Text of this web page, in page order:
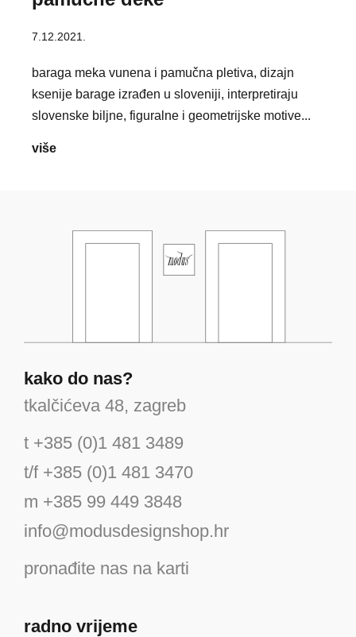
deke
7.12.2021.
baraga meka vunena i pamučna pletiva, dizajn
ksenije barage izrađen u sloveniji, interpretiraju
slovenske biljne, figuralne i geometrijske motive...
višeksenija
kako do nas?
tkalčićeva 48, zagreb
t +385 (0)1 481 3489
t/f +385 (0)1 481 3470
m +385 99 449 3848
info@modusdesignshop.hr
pronađite nas na karti
radno vrijeme